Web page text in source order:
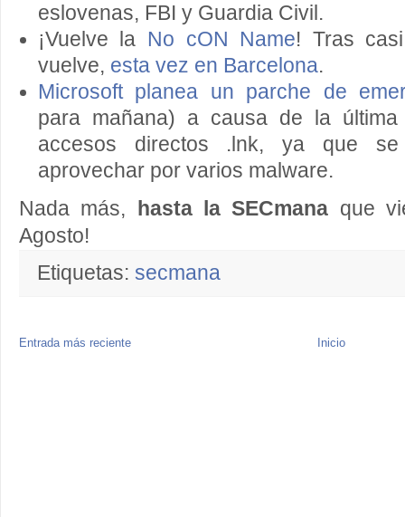
eslovenas, FBI y Guardia Civil.
¡Vuelve la No cON Name! Tras
vuelve, esta vez en Barcelona.
Microsoft planea un parche de
para mañana) a causa de la
accesos directos .lnk, ya que
aprovechar por varios malware.
Nada más,
hasta la SECmana que
Agosto!
Etiquetas: secmana
Entrada más reciente Inicio